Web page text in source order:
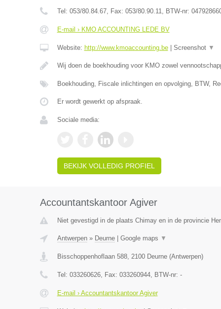
Tel: 053/80.84.67, Fax: 053/80.90.11, BTW-nr:
E-mail › KMO ACCOUNTING LEDE BV
Website: http://www.kmoaccounting.be| Screenshot ▼
Wij doen de boekhouding voor KMO zowel
Boekhouding, Fiscale inlichtingen en opvolging, BTW,
Er wordt gewerkt op afspraak.
Sociale media:
BEKIJK VOLLEDIG PROFIEL
Accountantskantoor Agiver
Niet gevestigd in de plaats Chimay en in de provincie
Antwerpen» Deurne| Google maps ▼
Bisschoppenhoflaan 588, 2100 Deurne(Antwerpen)
Tel: 033260626, Fax: 033260944, BTW-nr: -
E-mail › Accountantskantoor Agiver